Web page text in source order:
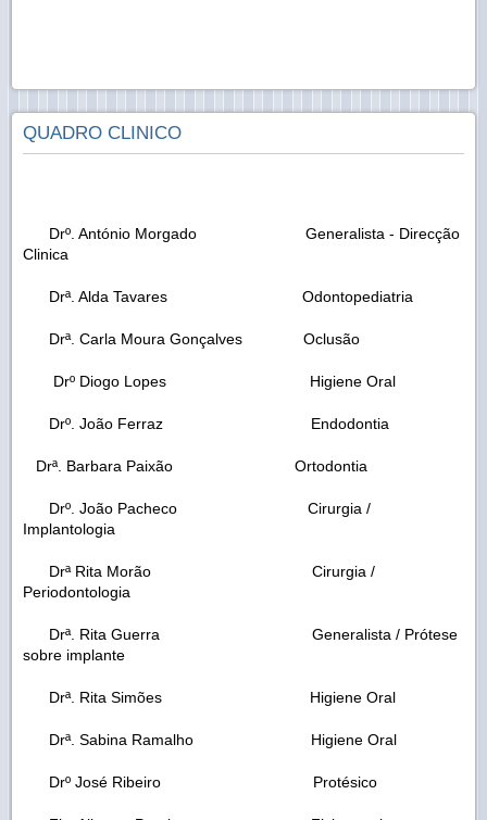
QUADRO CLINICO
Drº. António Morgado Generalista - Direcção
Clinica
Drª. Alda Tavares Odontopediatria
Drª. Carla Moura Gonçalves Oclusão
Drº Diogo Lopes Higiene Oral
Drº. João Ferraz Endodontia
Drª. Barbara Paixão Ortodontia
Drº. João Pacheco Cirurgia /
Implantologia
Drª Rita Morão Cirurgia /
Periodontologia
Drª. Rita Guerra Generalista / Prótese
sobre implante
Drª. Rita Simões Higiene Oral
Drª. Sabina Ramalho Higiene Oral
Drº José Ribeiro Protésico